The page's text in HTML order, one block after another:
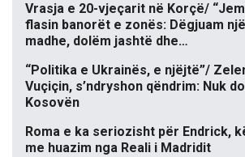
Vrasja e 20-vjeçarit në Korçë/
flasin banorët e zonës: Dëgjuam
madhe, dolëm jashtë dhe…
“Politika e Ukrainës, e njëjtë”/
Vuçiçin, s’ndryshon qëndrim: Nuk
Kosovën
Roma e ka seriozisht për Endrick,
me huazim nga Reali i Madridit